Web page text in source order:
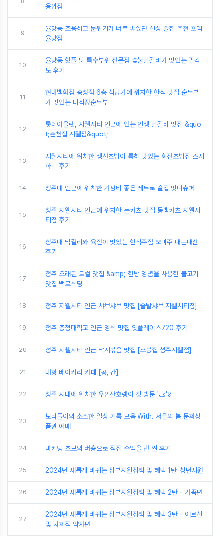
용암점
9
율량동 조용하고 분위기가 너무 좋았던 신상 술집 추천 호맥
율량점
10
율량동 핫플 닭 특수부위 전문점 숯불닭갈비가 맛있는 팔각
도 후기
11
현대백화점 충청점 6층 식당가에 위치한 한식 맛집 순두부
가 맛있는 미식정순두부
12
롯데아울렛, 지웰시티 인근에 있는 인생 닭갈비 맛집 &quo
t;춘천집 지웰점&quot;
13
지웰시티에 위치한 생선초밥이 특히 맛있는 회전초밥집 스시
하네 후기
14 청주대 인근에 위치한 가성비 좋은 레트로 술집 맛나슈퍼
15
청주 지웰시티 인근에 위치한 돈카츠 맛집 동백카츠 지웰시
티점 후기
16
청주대 막걸리와 육전이 맛있는 한식주점 오미주 내돈내산
후기
17
청주 오래된 로컬 맛집 &amp; 한방 양념을 사용한 불고기
맛집 백로식당
18 청주 지웰시티 인근 샤브샤브 맛집 [솔밭샤브 지웰시티점]
19 청주 충청대학교 인근 양식 맛집 잇플레이스720 후기
20 청주 지웰시티 인근 낙지볶음 맛집 [오봉집 청주지웰점]
21 대형 베이커리 카페 [공, 간]
22 청주 시내에 위치한 우암산호랭이 첫 방문 'ڡ'४
23
보라돌이의 소소한 일상 기록 모음 With. 서울의 봄 문화상
품권 예매
24 마케팅 초보의 버숑으로 직접 수익을 낸 찐 후기
25 2024년 새롭게 바뀌는 정부지원정책 및 혜택 1탄-청년지원
26 2024년 새롭게 바뀌는 정부지원정책 및 혜택 2탄 - 가족편
27
2024년 새롭게 바뀌는 정부지원정책 및 혜택 3탄 - 어르신
및 사회적 약자편